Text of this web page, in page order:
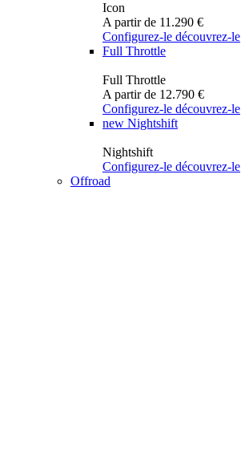
Icon
A partir de 11.290 €
Configurez-le découvrez-le
Full Throttle
Full Throttle
A partir de 12.790 €
Configurez-le découvrez-le
new Nightshift
Nightshift
Configurez-le découvrez-le
Offroad